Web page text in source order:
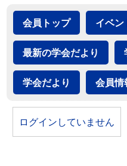
会員トップ イベン
最新の学会だより
学会だより 会員情
ログインしていません